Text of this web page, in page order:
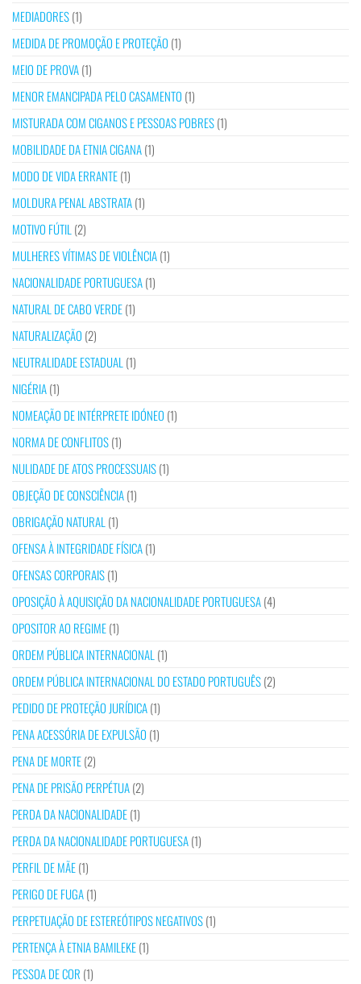
MEDIADORES(1)
MEDIDA DE PROMOÇÃO E PROTEÇÃO (1)
MEIO DE PROVA(1)
MENOR EMANCIPADA PELO CASAMENTO (1)
MISTURADA COM CIGANOS E PESSOAS POBRES(1)
MOBILIDADE DA ETNIA CIGANA(1)
MODO DE VIDA ERRANTE(1)
MOLDURA PENAL ABSTRATA(1)
MOTIVO FÚTIL(2)
MULHERES VÍTIMAS DE VIOLÊNCIA(1)
NACIONALIDADE PORTUGUESA(1)
NATURAL DE CABO VERDE(1)
NATURALIZAÇÃO (2)
NEUTRALIDADE ESTADUAL(1)
NIGÉRIA(1)
NOMEAÇÃO DE INTÉRPRETE IDÓNEO (1)
NORMA DE CONFLITOS(1)
NULIDADE DE ATOS PROCESSUAIS(1)
OBJEÇÃO DE CONSCIÊNCIA(1)
OBRIGAÇÃO NATURAL(1)
OFENSA À INTEGRIDADE FÍSICA(1)
OFENSAS CORPORAIS(1)
OPOSIÇÃO À AQUISIÇÃO DA NACIONALIDADE PORTUGUESA(4)
OPOSITOR AO REGIME(1)
ORDEM PÚBLICA INTERNACIONAL(1)
ORDEM PÚBLICA INTERNACIONAL DO ESTADO PORTUGUÊS(2)
PEDIDO DE PROTEÇÃO JURÍDICA(1)
PENA ACESSÓRIA DE EXPULSÃO (1)
PENA DE MORTE(2)
PENA DE PRISÃO PERPÉTUA(2)
PERDA DA NACIONALIDADE(1)
PERDA DA NACIONALIDADE PORTUGUESA(1)
PERFIL DE MÃE(1)
PERIGO DE FUGA(1)
PERPETUAÇÃO DE ESTEREÓTIPOS NEGATIVOS(1)
PERTENÇA À ETNIA BAMILEKE(1)
PESSOA DE COR (1)